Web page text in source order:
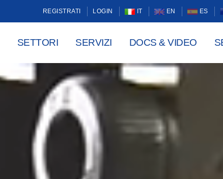
REGISTRATI LOGIN IT EN ES
SETTORI SERVIZI DOCS & VIDEO